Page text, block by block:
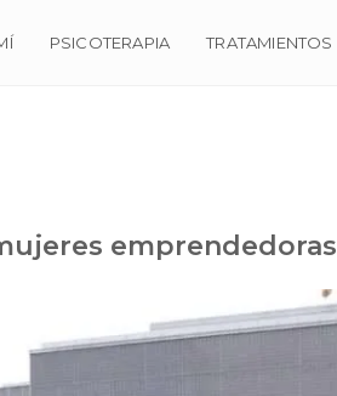
PSICOTERAPIA TRATAMIENTOS
emprendedoras